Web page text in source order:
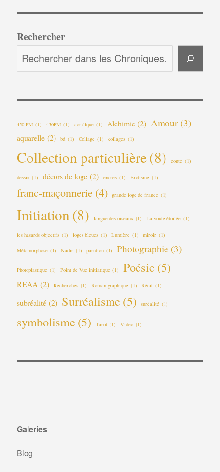
Rechercher
450.FM (1) 450FM (1) acrylique (1) Alchimie (2) Amour (3)
aquarelle (2) bd (1) Collage (1) collages (1)
Collection particulière(8) conte (1)
dessin (1) décors de loge (2) encres (1) Erotisme (1)
franc-maçonnerie (4) grande loge de france (1)
Initiation(8) langue des oiseaux (1) La voûte étoilée (1)
les hasards objectifs (1) loges bleues (1) Lumière (1) miroir (1)
Métamorphose (1) Nadir (1) parution (1) Photographie (3)
Photoplastique (1) Point de Vue initiatique (1) Poésie (5)
REAA (2) Recherches (1) Roman graphique (1) Récit (1)
subréalité (2) Surréalisme (5) suréalité (1)
symbolisme (5) Tarot (1) Video (1)
Galeries
Blog